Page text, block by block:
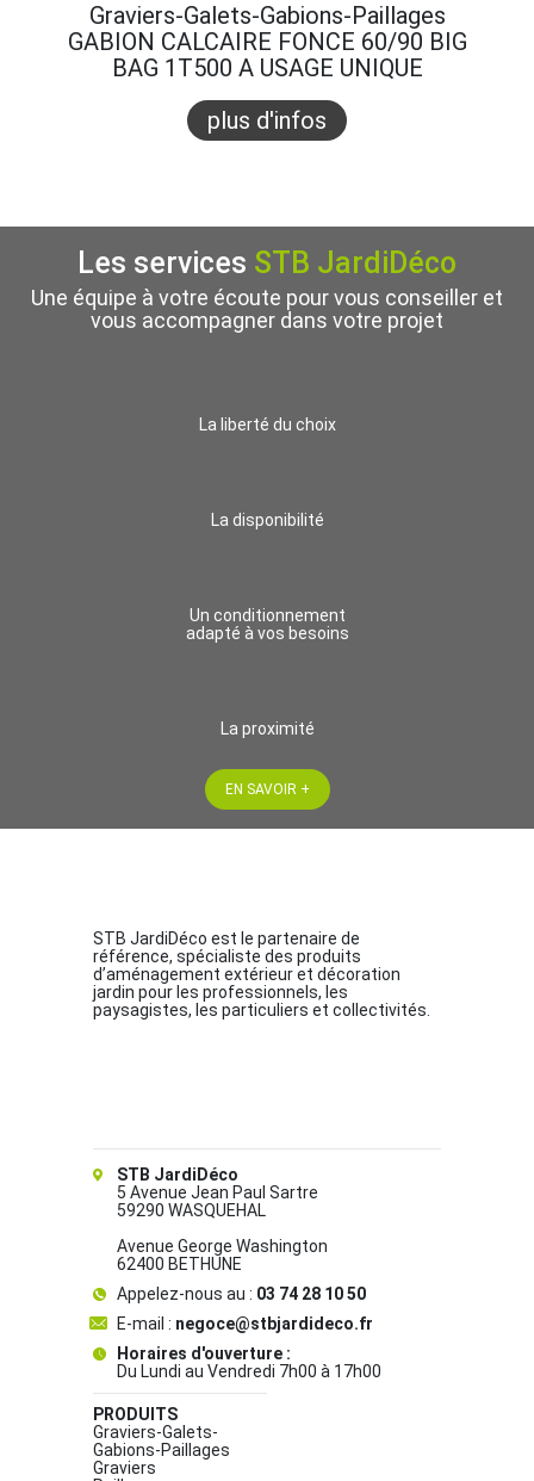
Graviers-Galets-Gabions-Paillages
GABION CALCAIRE FONCE 60/90 BIG
BAG 1T500 A USAGE UNIQUE
plus d'infos
Les services STB JardiDéco
Une équipe à votre écoute pour vous conseiller et
vous accompagner dans votre projet
La liberté du choix
La disponibilité
Un conditionnement
adapté à vos besoins
La proximité
EN SAVOIR +
STB JardiDéco est le partenaire de
référence, spécialiste des produits
d’aménagement extérieur et décoration
jardin pour les professionnels, les
paysagistes, les particuliers et collectivités.
STB JardiDéco
5 Avenue Jean Paul Sartre
59290 WASQUEHAL
Avenue George Washington
62400 BETHUNE
Appelez-nous au : 03 74 28 10 50
E-mail : negoce@stbjardideco.fr
Horaires d'ouverture :
Du Lundi au Vendredi 7h00 à 17h00
PRODUITS
Graviers-Galets-
Gabions-Paillages
Graviers